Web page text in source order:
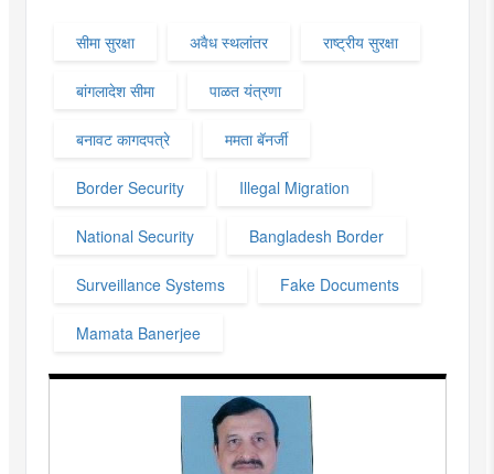
सीमा सुरक्षा अवैध स्थलांतर राष्ट्रीय सुरक्षा
बांगलादेश सीमा पाळत यंत्रणा
बनावट कागदपत्रे ममता बॅनर्जी
Border Security Illegal Migration
National Security Bangladesh Border
Surveillance Systems Fake Documents
Mamata Banerjee